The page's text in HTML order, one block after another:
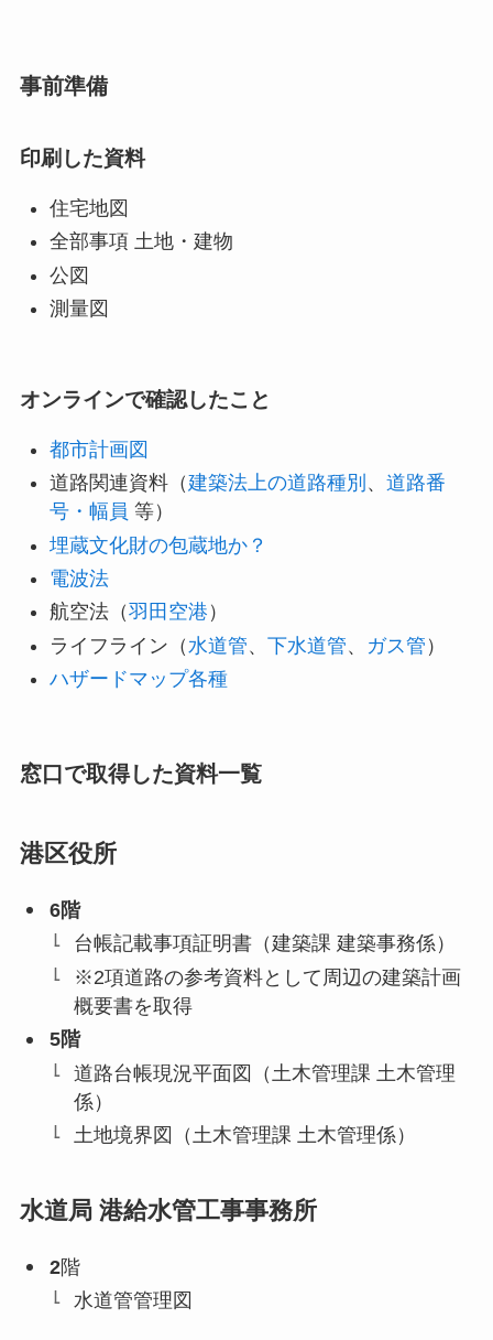
事前準備
印刷した資料
住宅地図
全部事項 土地・建物
公図
測量図
オンラインで確認したこと
都市計画図
道路関連資料（建築法上の道路種別 、 道路番
号・幅員 等）
埋蔵文化財の包蔵地か？
電波法
航空法（羽田空港 ）
ライフライン（ 水道管、 下水道管、 ガス管 ）
ハザードマップ各種
窓口で取得した資料一覧
港区役所
6階
台帳記載事項証明書（建築課 建築事務係）
※2項道路の参考資料として周辺の建築計画
概要書を取得
5階
道路台帳現況平面図（土木管理課 土木管理
係）
土地境界図（土木管理課 土木管理係）
水道局 港給水管工事事務所
2階
水道管管理図